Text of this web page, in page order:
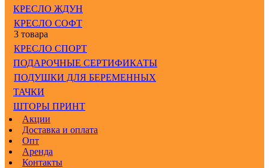
КРЕСЛО ЖДУН
КРЕСЛО СОФТ
3 товара
КРЕСЛО СПОРТ
ПОДАРОЧНЫЕ СЕРТИФИКАТЫ
ПОДУШКИ ДЛЯ БЕРЕМЕННЫХ
ТАЧКИ
ШТОРЫ ПРИНТ
Акции
Доставка и оплата
Опт
Аренда
Контакты